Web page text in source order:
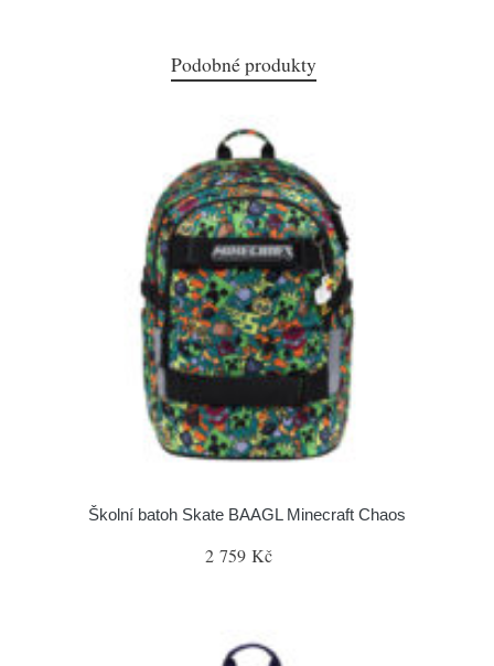
Podobné produkty
Školní batoh Skate BAAGL Minecraft Chaos
2 759 Kč